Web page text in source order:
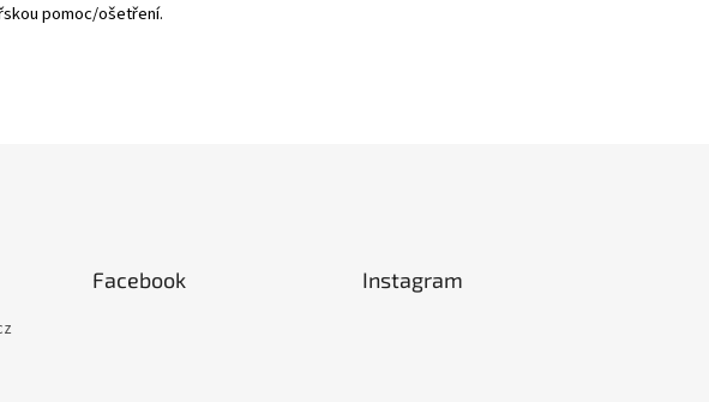
pomoc/ošetření.
Facebook Instagram